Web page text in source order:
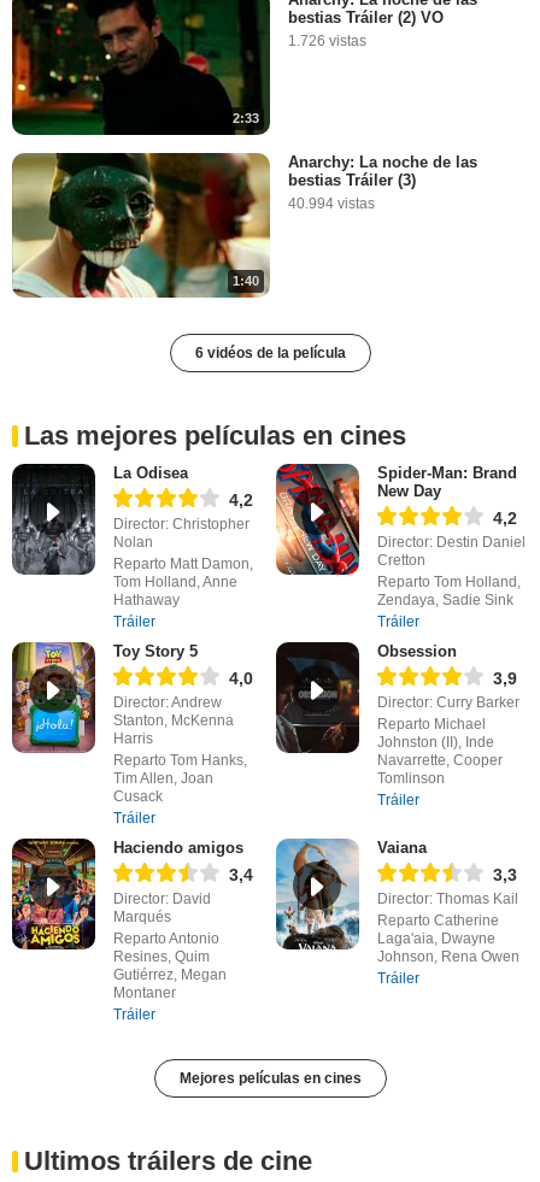
2:33
bestias Tráiler (2) VO
1.726 vistas
1:40
Anarchy: La noche de las
bestias Tráiler (3)
40.994 vistas
6 vidéos de la película
Las mejores películas en cines
La Odisea
4,2
Director: Christopher
Nolan
Reparto Matt Damon,
Tom Holland, Anne
Hathaway
Tráiler
Spider-Man: Brand
New Day
4,2
Director: Destin Daniel
Cretton
Reparto Tom Holland,
Zendaya, Sadie Sink
Tráiler
Toy Story 5
4,0
Director: Andrew
Stanton, McKenna
Harris
Reparto Tom Hanks,
Tim Allen, Joan
Cusack
Tráiler
Obsession
3,9
Director: Curry Barker
Reparto Michael
Johnston (II), Inde
Navarrette, Cooper
Tomlinson
Tráiler
Haciendo amigos
3,4
Director: David
Marqués
Reparto Antonio
Resines, Quim
Gutiérrez, Megan
Montaner
Tráiler
Vaiana
3,3
Director: Thomas Kail
Reparto Catherine
Laga'aia, Dwayne
Johnson, Rena Owen
Tráiler
Mejores películas en cines
Ultimos tráilers de cine